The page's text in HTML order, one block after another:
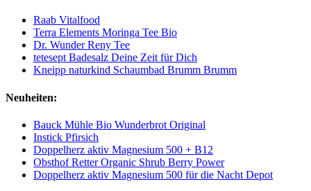
Raab Vitalfood
Terra Elements Moringa Tee Bio
Dr. Wunder Reny Tee
tetesept Badesalz Deine Zeit für Dich
Kneipp naturkind Schaumbad Brumm Brumm
Neuheiten:
Bauck Mühle Bio Wunderbrot Original
Instick Pfirsich
Doppelherz aktiv Magnesium 500 + B12
Obsthof Retter Organic Shrub Berry Power
Doppelherz aktiv Magnesium 500 für die Nacht Depot